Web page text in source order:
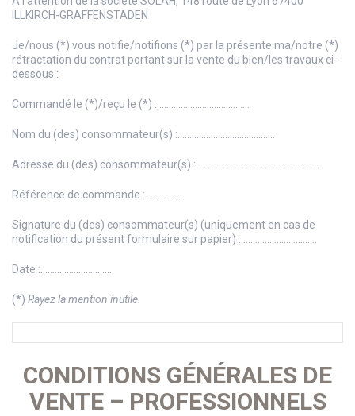
ILLKIRCH-GRAFFENSTADEN
Je/nous (*) vous notifie/notifions (*) par la présente ma/notre (*)
rétractation du contrat portant sur la vente du bien/les travaux ci-
dessous :
Commandé le (*)/reçu le (*) :…………………………………
Nom du (des) consommateur(s) :…………………………………..
Adresse du (des) consommateur(s) :…………………………………………….
Référence de commande : …………..
Signature du (des) consommateur(s) (uniquement en cas de
notification du présent formulaire sur papier) :…………………………..
Date :…………………………
(*) Rayez la mention inutile.
CONDITIONS GÉNÉRALES DE
VENTE – PROFESSIONNELS